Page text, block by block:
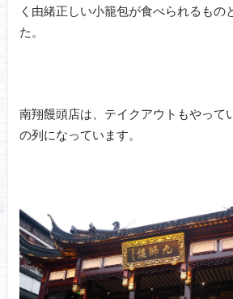
く由緒正しい小籠包が食べられるもの
た。
南翔饅頭店は、テイクアウトもやって
の列になっています。